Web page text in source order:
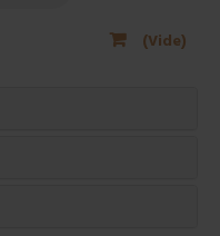
(Vide)